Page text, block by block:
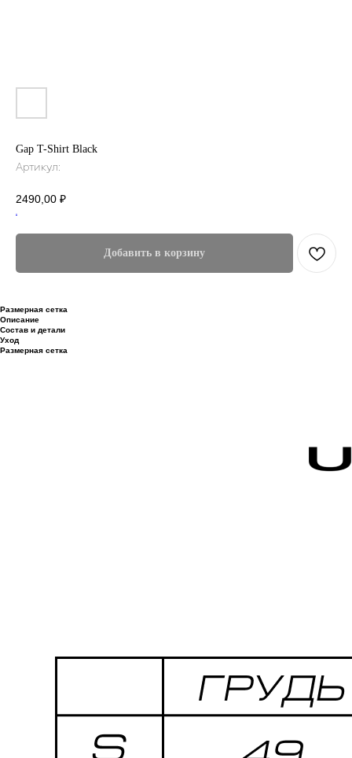
Gap T-Shirt Black
Артикул:
2490,00 ₽
Добавить в корзину
Размерная сетка
Описание
Состав и детали
Уход
Размерная сетка